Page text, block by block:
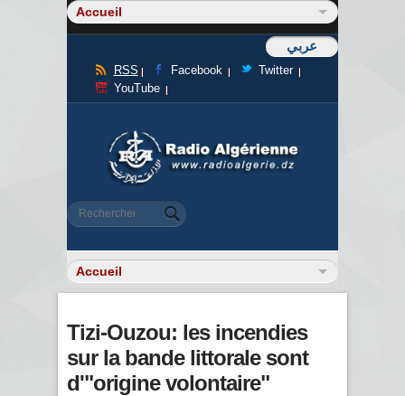
عربي
RSS Facebook
Twitter
YouTube
Formulaire de recherche
Rechercher
Tizi-Ouzou: les incendies
sur la bande littorale sont
d'"origine volontaire"